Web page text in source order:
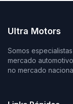
Ultra Motors
Somos
mercado
no mercado